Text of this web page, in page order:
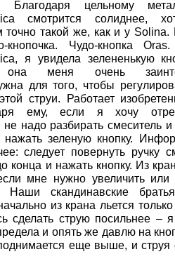
Благодаря цельному
смотрится солиднее,
точно такой же, как и у
Чудо-кнопка
я увидела зелененькую
она меня очень
для того, чтобы
струи. Работает
ему, если я хочу
надо разбирать смеситель и
нажать зеленую кнопку.
следует повернуть ручку
конца и нажать кнопку. Из
мне нужно увеличить или
Наши скандинавские
из крана льется
сделать струю посильнее –
и опять же давлю на
еще выше, и струя